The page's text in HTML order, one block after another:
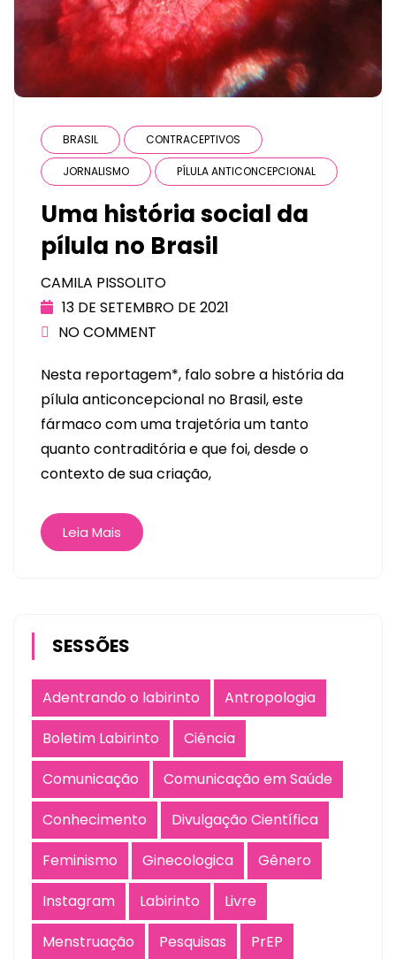
BRASIL CONTRACEPTIVOS
JORNALISMO PÍLULA ANTICONCEPCIONAL
Uma história social da
pílula no Brasil
CAMILA PISSOLITO
13 DE SETEMBRO DE 2021
NO COMMENT
Nesta reportagem*, falo sobre a história da
pílula anticoncepcional no Brasil, este
fármaco com uma trajetória um tanto
quanto contraditória e que foi, desde o
contexto de sua criação,
Leia Mais
SESSÕES
Adentrando o labirinto
Antropologia
Boletim Labirinto
Ciência
Comunicação
Comunicação em Saúde
Conhecimento
Divulgação Científica
Feminismo
Ginecologica
Gênero
Instagram
Labirinto
Livre
Menstruação
Pesquisas PrEP